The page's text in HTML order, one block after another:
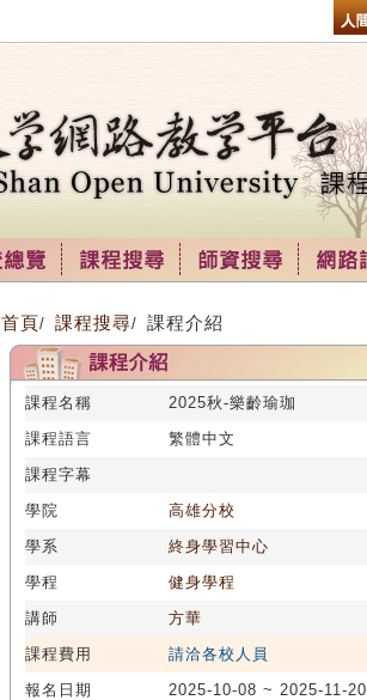
首頁/ 課程搜尋/ 課程介紹
課程名稱
2025秋-樂齡瑜珈
課程語言
繁體中文
課程字幕
學院
高雄分校
學系
終身學習中心
學程
健身學程
講師
方華
課程費用
請洽各校人員
報名日期
2025-10-08 ~ 2025-11-20